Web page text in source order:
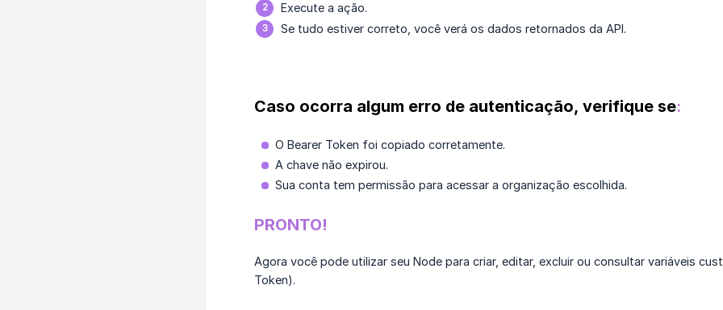
Execute a ação.
Se tudo estiver correto, você verá os dados retornados da API.
Caso ocorra algum erro de autenticação, verifique se:
O Bearer Token foi copiado corretamente.
A chave não expirou.
Sua conta tem permissão para acessar a organização escolhida.
PRONTO!
Agora você pode utilizar seu Node para criar, editar, excluir ou consultar variáveis
Token).